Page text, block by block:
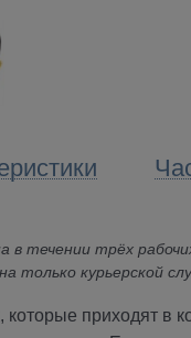
в течении трёх
только курьерской
которые приходят